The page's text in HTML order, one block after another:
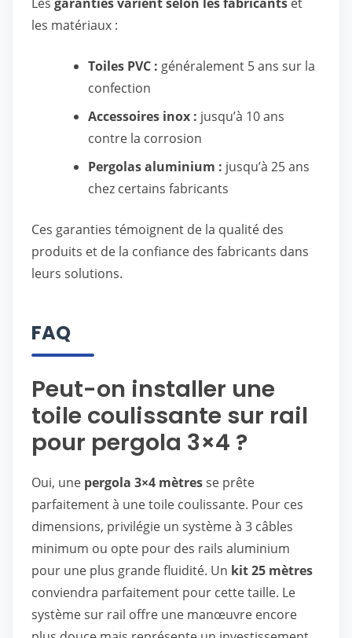
les matériaux :
Toiles PVC : généralement 5 ans sur la
confection
Accessoires inox : jusqu’à 10 ans
contre la corrosion
Pergolas aluminium : jusqu’à 25 ans
chez certains fabricants
Ces garanties témoignent de la qualité des
produits et de la confiance des fabricants dans
leurs solutions.
FAQ
Peut-on installer une
toile coulissante sur rail
pour pergola 3×4 ?
Oui, une pergola 3×4 mètresse prête
parfaitement à une toile coulissante. Pour ces
dimensions, privilégie un système à 3 câbles
minimum ou opte pour des rails aluminium
pour une plus grande fluidité. Un kit 25 mètres
conviendra parfaitement pour cette taille. Le
système sur rail offre une manœuvre encore